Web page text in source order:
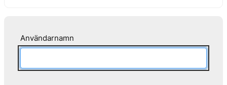
Användarnamn